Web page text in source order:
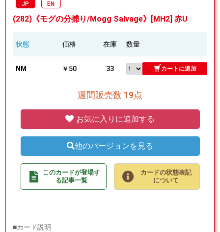
JP EN
(282)《モグの分捕り/Mogg Salvage》[MH2] 赤U
状態 価格 在庫 数量
NM ￥50 33 カートに追加
週間販売数 19点
お気に入りに追加する
他のバージョンを見る
このカードが登場す
る記事一覧
カードの状態表記
について
■カード説明